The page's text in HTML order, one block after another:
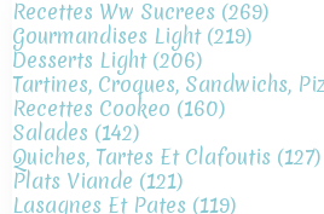
Recettes Ww Sucrees (269)
Gourmandises Light(219)
Desserts Light(206)
Tartines, Croques, Sandwichs,
Recettes Cookeo (160)
Salades (142)
Quiches, Tartes Et Clafoutis (127)
Plats Viande (121)
Lasagnes Et Pates (119)